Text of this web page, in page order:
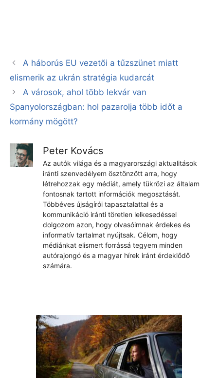
A háborús EU vezetõi a tűzszünet miatt
elismerik az ukrán stratégia kudarcát
A városok, ahol több lekvár van
Spanyolországban: hol pazarolja több időt a
kormány mögött?
Peter Kovács
Az autók világa és a magyarországi aktualitások
iránti szenvedélyem ösztönzött arra, hogy
létrehozzak egy médiát, amely tükrözi az általam
fontosnak tartott információk megosztását.
Többéves újságírói tapasztalattal és a
kommunikáció iránti töretlen lelkesedéssel
dolgozom azon, hogy olvasóimnak érdekes és
informatív tartalmat nyújtsak. Célom, hogy
médiánkat elismert forrássá tegyem minden
autórajongó és a magyar hírek iránt érdeklődő
számára.